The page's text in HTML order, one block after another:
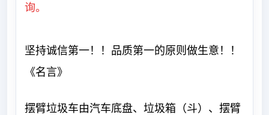
询。
坚持诚信第一！！品质第一的原则做生意！！
《名言》
摆臂垃圾车由汽车底盘、垃圾箱（斗）、摆臂